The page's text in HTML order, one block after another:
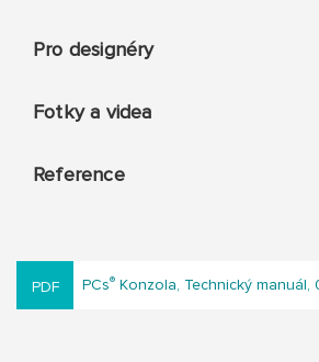
Pro designéry
Fotky a videa
Reference
PCs® Konzola, Technický manuál,